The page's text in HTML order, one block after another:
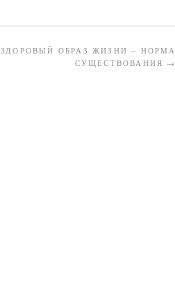
ЗДОРОВЫЙ ОБРАЗ ЖИЗНИ – НОРМА
СУЩЕСТВОВАНИЯ →